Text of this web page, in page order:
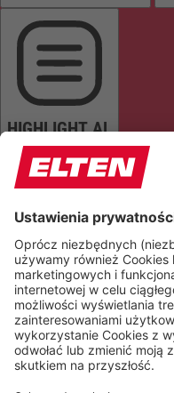
HIGHLIGHT AL
READ PAGE MUTE
Reset Settings